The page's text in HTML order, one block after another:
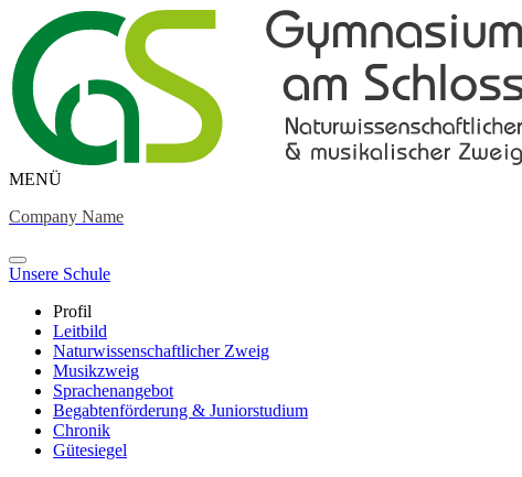
MENÜ
Company Name
Unsere Schule
Profil
Leitbild
Naturwissenschaftlicher Zweig
Musikzweig
Sprachenangebot
Begabtenförderung & Juniorstudium
Chronik
Gütesiegel